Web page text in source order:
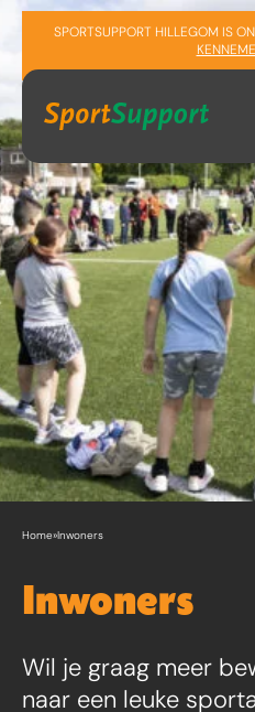
Sla navigatie over
SPORTSUPPORT HILLEGOM IS
Home»Inwoners
Inwoners
Wil je graag meer
naar een leuke